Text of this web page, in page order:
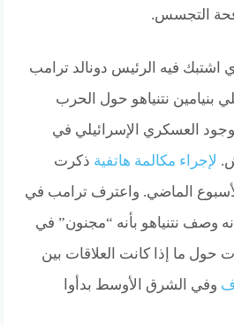
التجسس.
اشتبك فيه الرئيس دونالد ترامب
بنيامين نتنياهو حول الحرب
العسكري الإسرائيلي في
لإجراء مكالمة هاتفية ذكرت
الماضي. واعترف ترامب في
وصف نتنياهو بأنه “مجنون” في
حول ما إذا كانت العلاقات بين
وفي الشرق الأوسط بدأوا